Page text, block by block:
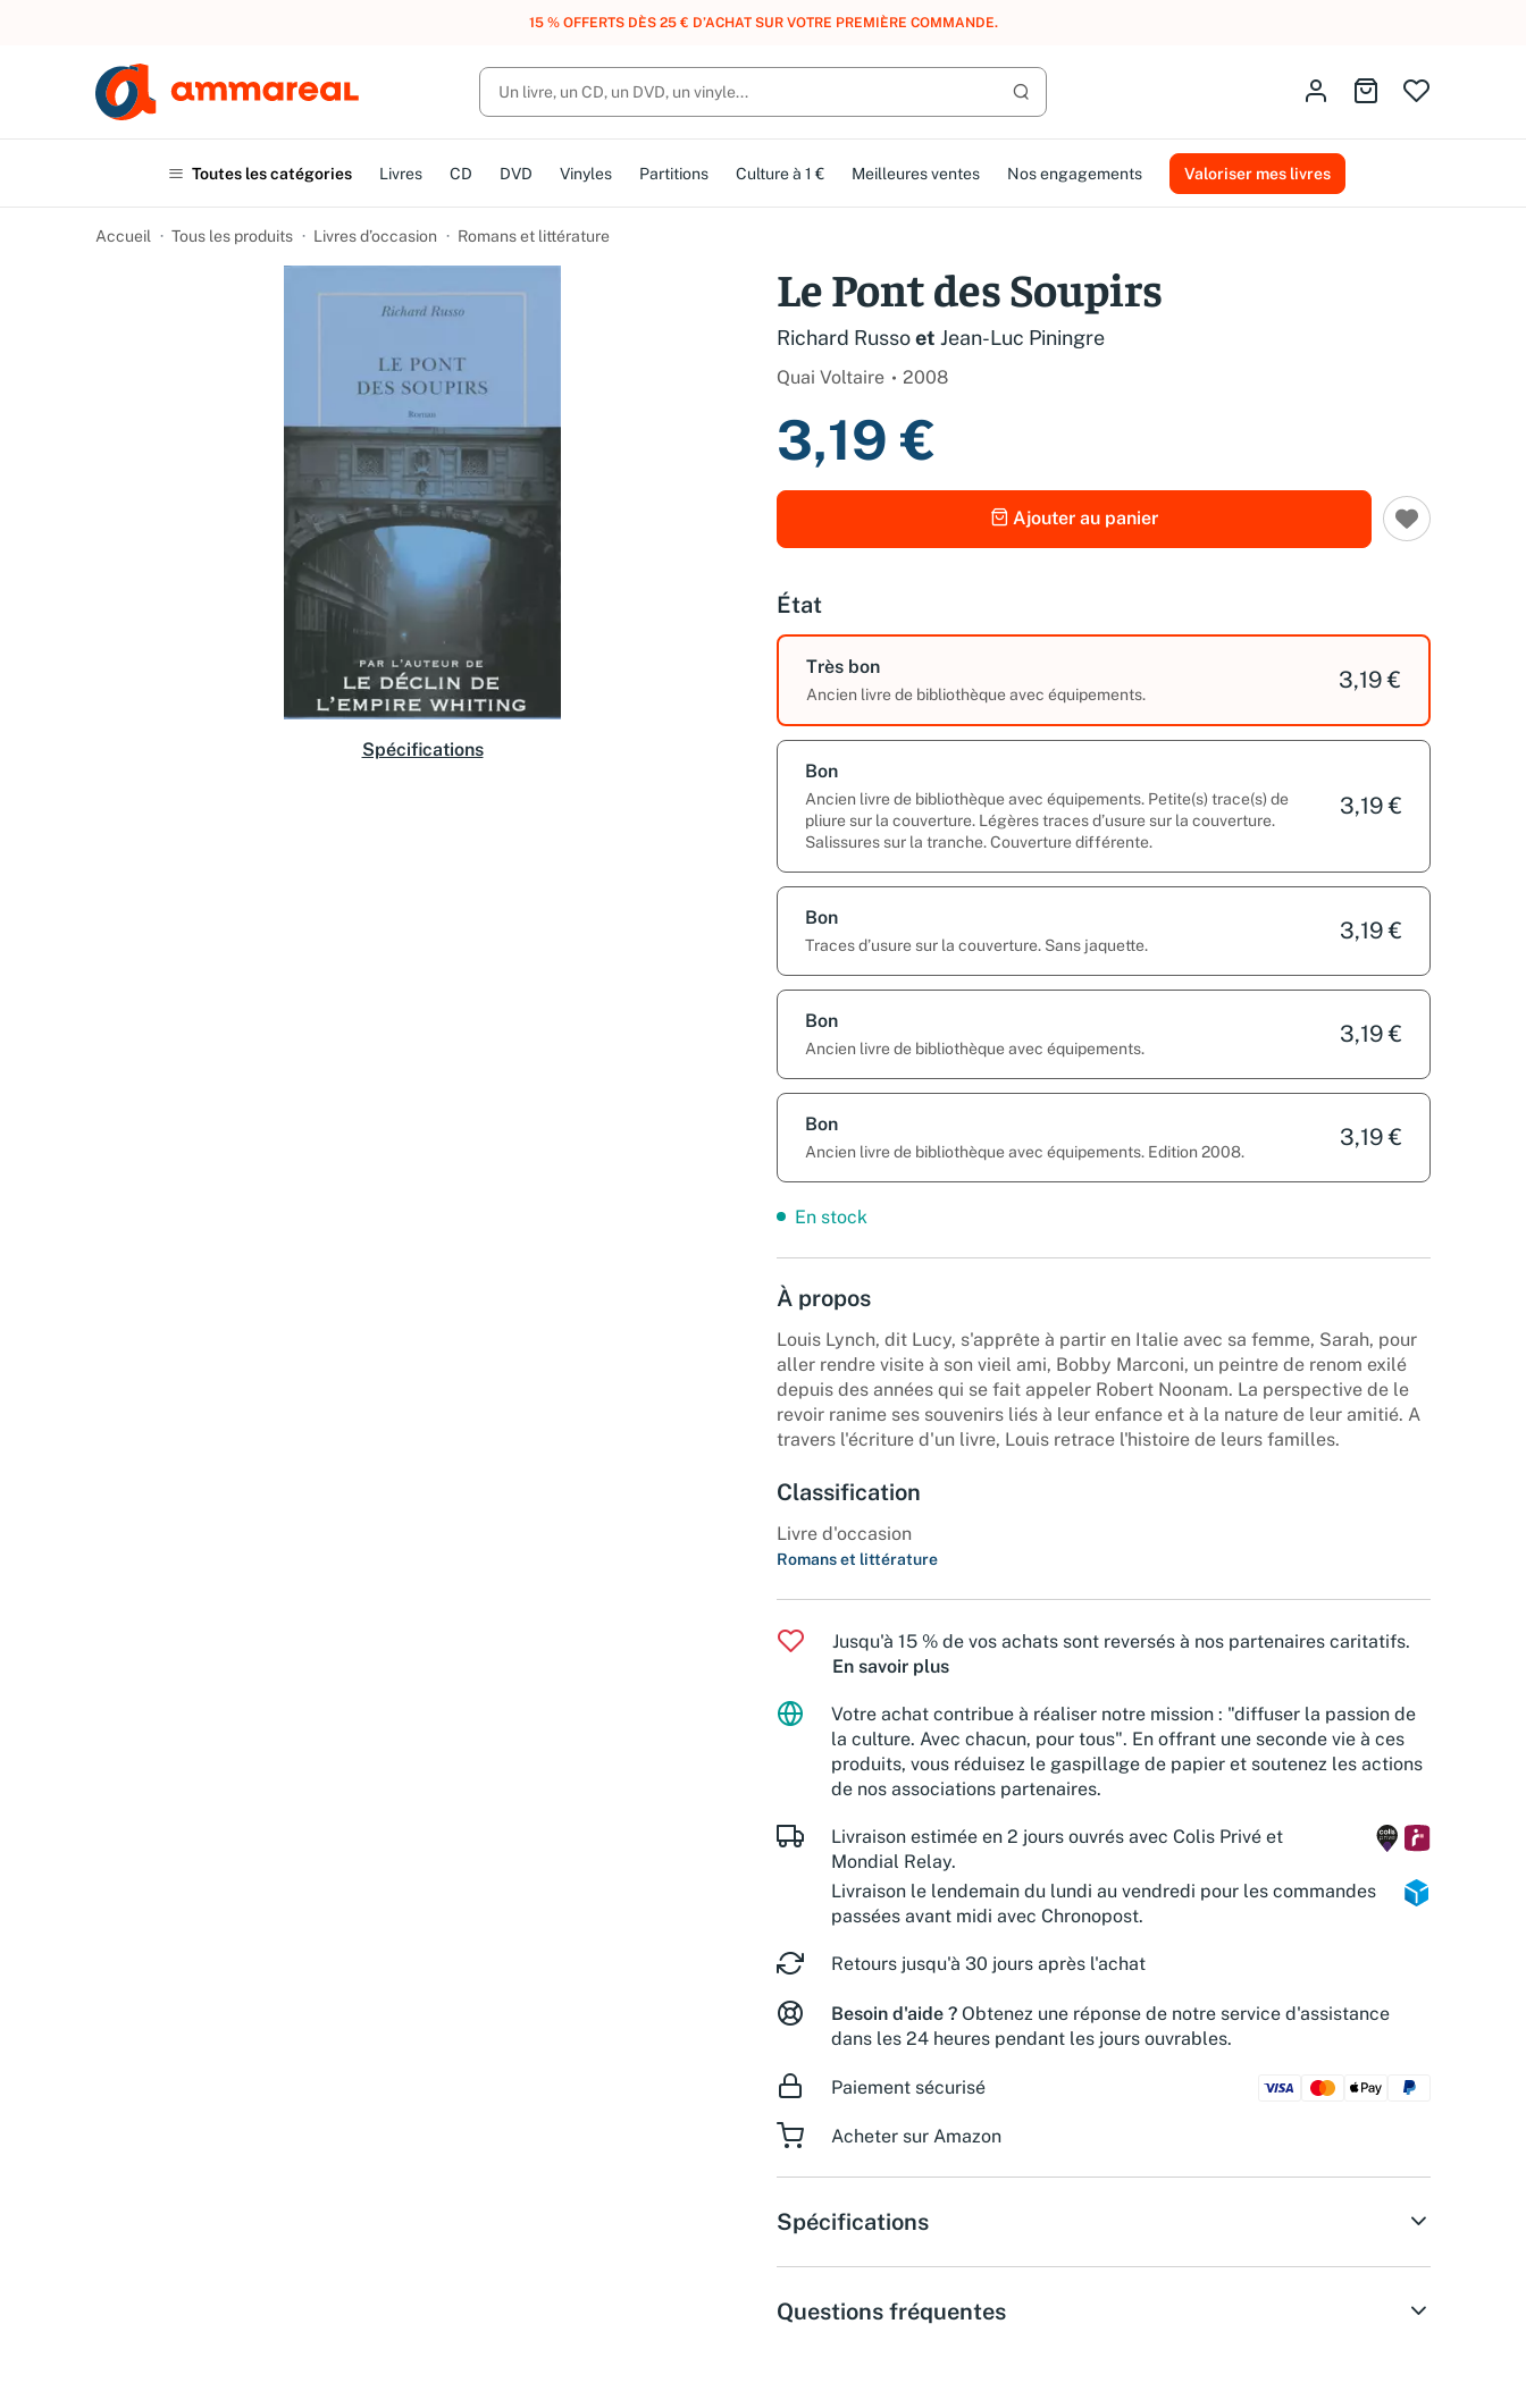
UN ACHAT, DES POINTS, DES RÉCOMPENSES :REJOIGNEZ GRATUITEMENT LE CLUB AMMAREAL.
Lancer la recherche
Identifiez-vousAller au panier
Toutes les catégories Livres CD DVD Vinyles Partitions Culture à 1 € Meilleures ventes Nos engagements Valoriser mes livres
Accueil Tous les produits Livres d’occasion Romans et littérature
Spécifications
Le Pont des Soupirs
Richard Russoet Jean-Luc Piningre
Quai Voltaire 2008
3,19 €
Ajouter au panier
État
Très bon
Ancien livre de bibliothèque avec équipements.
3,19 €
Bon
Ancien livre de bibliothèque avec équipements. Petite(s) trace(s) de
pliure sur la couverture. Légères traces d’usure sur la couverture.
Salissures sur la tranche. Couverture différente.
3,19 €
Bon
Traces d’usure sur la couverture. Sans jaquette.
3,19 €
Bon
Ancien livre de bibliothèque avec équipements.
3,19 €
Bon
Ancien livre de bibliothèque avec équipements. Edition 2008.
3,19 €
En stock
À propos
Louis Lynch, dit Lucy, s'apprête à partir en Italie avec sa femme, Sarah, pour
aller rendre visite à son vieil ami, Bobby Marconi, un peintre de renom exilé
depuis des années qui se fait appeler Robert Noonam. La perspective de le
revoir ranime ses souvenirs liés à leur enfance et à la nature de leur amitié. A
travers l'écriture d'un livre, Louis retrace l'histoire de leurs familles.
Classification
Livre d'occasion
Romans et littérature
Jusqu'à 15 % de vos achats sont reversés à nos partenaires caritatifs.
En savoir plus
Votre achat contribue à réaliser notre mission : "diffuser la passion de
la culture. Avec chacun, pour tous". En offrant une seconde vie à ces
produits, vous réduisez le gaspillage de papier et soutenez les actions
de nos associations partenaires.
Livraison estimée en 2 jours ouvrés avec Colis Privé et
Mondial Relay.
Livraison le lendemain du lundi au vendredi pour les commandes
passées avant midi avec Chronopost.
Retours jusqu'à 30 jours après l'achat
Besoin d'aide ? Obtenez une réponse de notre service d'assistance
dans les 24 heures pendant les jours ouvrables.
Paiement sécurisé
Acheter sur Amazon
Spécifications
Questions fréquentes